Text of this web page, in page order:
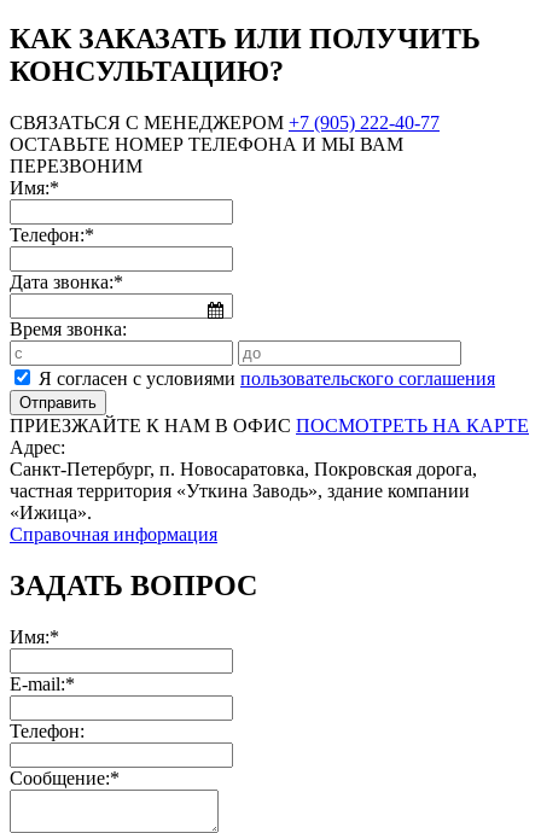
КАК ЗАКАЗАТЬ ИЛИ ПОЛУЧИТЬ
КОНСУЛЬТАЦИЮ?
СВЯЗАТЬСЯ С МЕНЕДЖЕРОМ +7 (905) 222-40-77
ОСТАВЬТЕ НОМЕР ТЕЛЕФОНА И МЫ ВАМ
ПЕРЕЗВОНИМ
Имя:*
Телефон:*
Дата звонка:*
Время звонка:
Я согласен с условиями пользовательского соглашения
ПРИЕЗЖАЙТЕ К НАМ В ОФИС ПОСМОТРЕТЬ НА КАРТЕ
Адрес:
Санкт-Петербург, п. Новосаратовка, Покровская дорога,
частная территория «Уткина Заводь», здание компании
«Ижица».
Справочная информация
ЗАДАТЬ ВОПРОС
Имя:*
E-mail:*
Телефон:
Сообщение:*